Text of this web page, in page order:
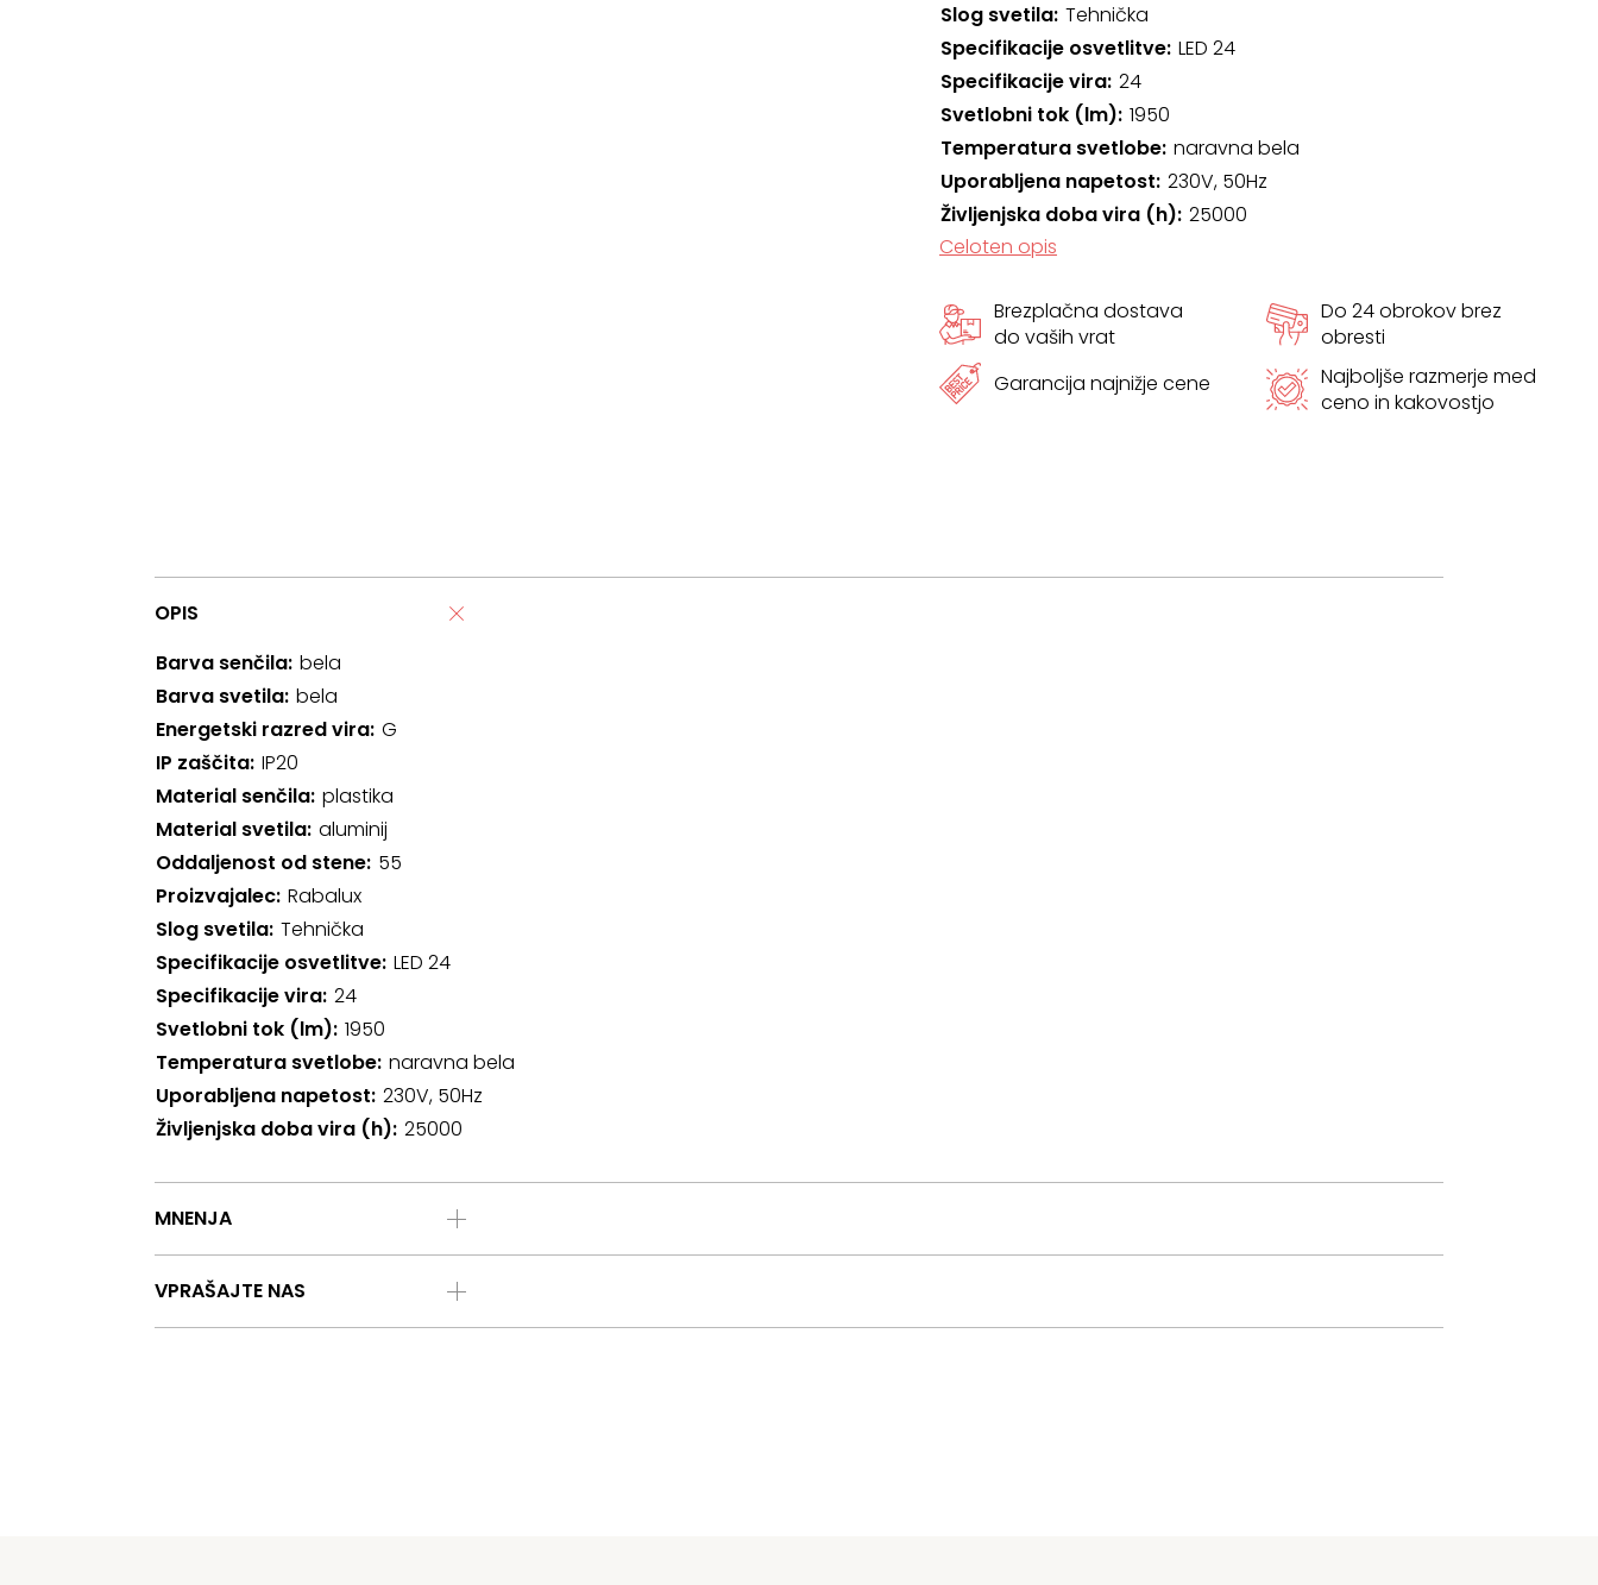
Slog svetila Tehnička
Specifikacije osvetlitve LED 24
Specifikacije vira 24
Svetlobni tok (lm) 1950
Temperatura svetlobe naravna bela
Uporabljena napetost 230V, 50Hz
Življenjska doba vira (h) 25000
Celoten opis
Brezplačna dostava
do vaših vrat
Do 24 obrokov brez
obresti
Garancija najnižje cene
Najboljše razmerje med
ceno in kakovostjo
OPIS
Barva senčila bela
Barva svetila bela
Energetski razred vira G
IP zaščita IP20
Material senčila plastika
Material svetila aluminij
Oddaljenost od stene 55
Proizvajalec Rabalux
Slog svetila Tehnička
Specifikacije osvetlitve LED 24
Specifikacije vira 24
Svetlobni tok (lm) 1950
Temperatura svetlobe naravna bela
Uporabljena napetost 230V, 50Hz
Življenjska doba vira (h) 25000
MNENJA
VPRAŠAJTE NAS